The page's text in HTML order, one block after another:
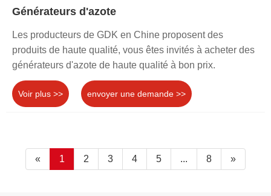
Générateurs d'azote
Les producteurs de GDK en Chine proposent des
produits de haute qualité, vous êtes invités à acheter des
générateurs d'azote de haute qualité à bon prix.
Voir plus >> envoyer une demande >>
« 1 2 3 4 5 ... 8 »